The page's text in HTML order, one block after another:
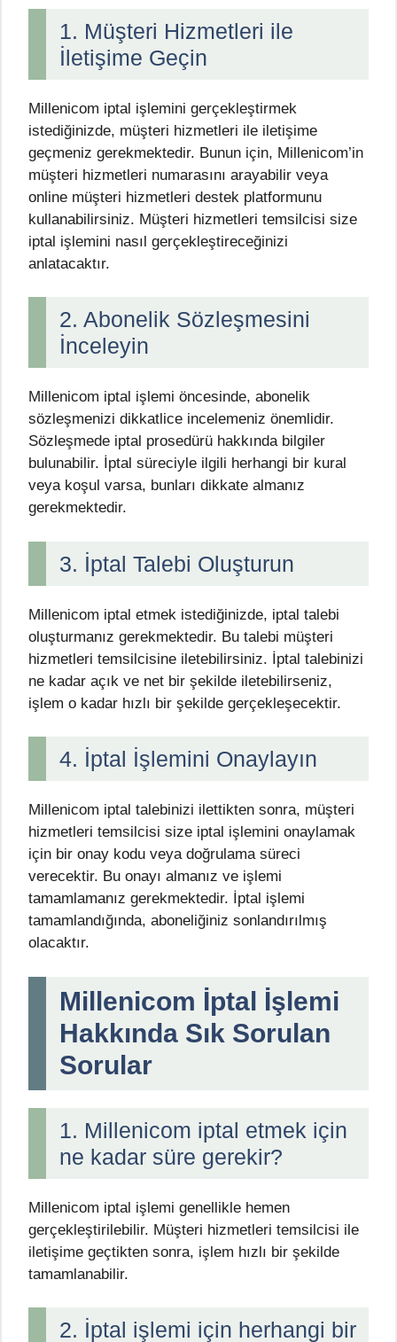
1. Müşteri Hizmetleri ile
İletişime Geçin
Millenicom iptal işlemini gerçekleştirmek
istediğinizde, müşteri hizmetleri ile iletişime
geçmeniz gerekmektedir. Bunun için, Millenicom’in
müşteri hizmetleri numarasını arayabilir veya
online müşteri hizmetleri destek platformunu
kullanabilirsiniz. Müşteri hizmetleri temsilcisi size
iptal işlemini nasıl gerçekleştireceğinizi
anlatacaktır.
2. Abonelik Sözleşmesini
İnceleyin
Millenicom iptal işlemi öncesinde, abonelik
sözleşmenizi dikkatlice incelemeniz önemlidir.
Sözleşmede iptal prosedürü hakkında bilgiler
bulunabilir. İptal süreciyle ilgili herhangi bir kural
veya koşul varsa, bunları dikkate almanız
gerekmektedir.
3. İptal Talebi Oluşturun
Millenicom iptal etmek istediğinizde, iptal talebi
oluşturmanız gerekmektedir. Bu talebi müşteri
hizmetleri temsilcisine iletebilirsiniz. İptal talebinizi
ne kadar açık ve net bir şekilde iletebilirseniz,
işlem o kadar hızlı bir şekilde gerçekleşecektir.
4. İptal İşlemini Onaylayın
Millenicom iptal talebinizi ilettikten sonra, müşteri
hizmetleri temsilcisi size iptal işlemini onaylamak
için bir onay kodu veya doğrulama süreci
verecektir. Bu onayı almanız ve işlemi
tamamlamanız gerekmektedir. İptal işlemi
tamamlandığında, aboneliğiniz sonlandırılmış
olacaktır.
Millenicom İptal İşlemi
Hakkında Sık Sorulan
Sorular
1. Millenicom iptal etmek için
ne kadar süre gerekir?
Millenicom iptal işlemi genellikle hemen
gerçekleştirilebilir. Müşteri hizmetleri temsilcisi ile
iletişime geçtikten sonra, işlem hızlı bir şekilde
tamamlanabilir.
2. İptal işlemi için herhangi bir